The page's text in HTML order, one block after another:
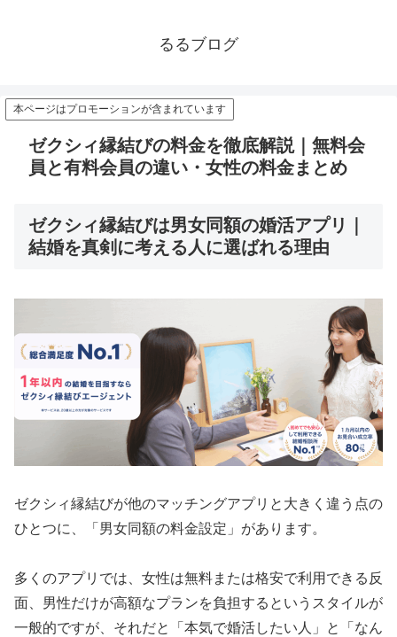
るるブログ
本ページはプロモーションが含まれています
ゼクシィ縁結びの料金を徹底解説｜無料会
員と有料会員の違い・女性の料金まとめ
ゼクシィ縁結びは男女同額の婚活アプリ｜
結婚を真剣に考える人に選ばれる理由
ゼクシィ縁結びが他のマッチングアプリと大きく違う点の
ひとつに、「男女同額の料金設定」があります。
多くのアプリでは、女性は無料または格安で利用できる反
面、男性だけが高額なプランを負担するというスタイルが
一般的ですが、それだと「本気で婚活したい人」と「なん